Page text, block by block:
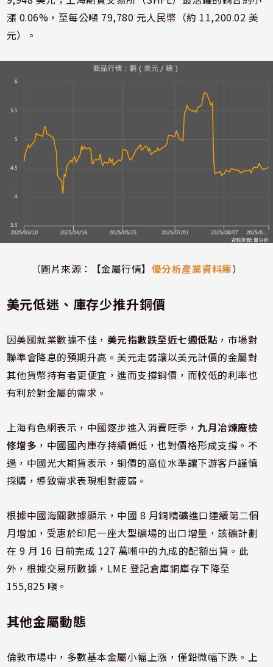
漲 0.06%，至每公噸 79,780 元人民幣（約 11,200.02 美
元）。
（圖片來源：【金屬行情】 優分析產業資料庫）
美元低迷、庫存少推升銅價
因美國就業數據不佳， 美元指數跌至近七週低點 ，市場對
聯準會降息的預期升高。美元走弱讓以美元計價的金屬對
其他貨幣持有者更便宜，進而支撐銅價，而較低的利率也
有利於對金屬的需求。
上海有色網表示，中國逐步進入消費旺季，九月冶煉廠檢
修增多 ，中國國內庫存持續偏低，也對價格形成支撐。不
過，中國光大期貨表示，銅價的高位水準讓下游客戶謹慎
採購，導致需求表現相對疲弱。
根據中國海關數據顯示，中國 8 月銅精礦進口連續第二個
月增加，受惠於印尼一座大型礦場的出口增量，該礦計劃
在 9 月 16 日前完成 127 萬噸中的九成的配額出貨。此
外，根據交易所數據，LME 登記倉庫銅庫存下降至
155,825 噸。
其他金屬動態
倫敦市場中，多數基本金屬小幅上漲，僅鉛微幅下跌。上